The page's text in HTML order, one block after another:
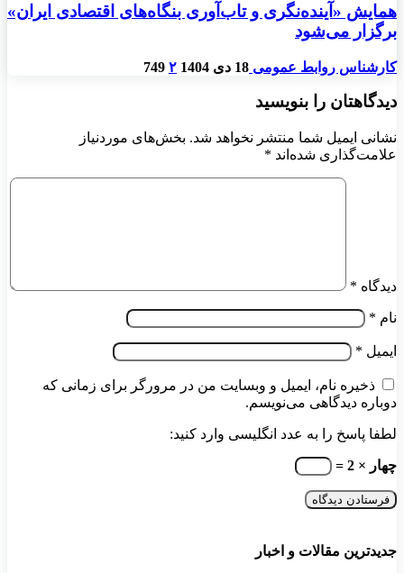
همایش «آینده‌نگری و تاب‌آوری بنگاه‌های اقتصادی ایران»
برگزار می‌شود
کارشناس روابط عمومی 18 دی 1404 ۲ 749
دیدگاهتان را بنویسید
نشانی ایمیل شما منتشر نخواهد شد. بخش‌های موردنیاز
علامت‌گذاری شده‌اند *
دیدگاه *
نام *
ایمیل *
ذخیره نام، ایمیل و وبسایت من در مرورگر برای زمانی که
دوباره دیدگاهی می‌نویسم.
لطفا پاسخ را به عدد انگلیسی وارد کنید:
چهار × 2 =
جدیدترین مقالات و اخبار